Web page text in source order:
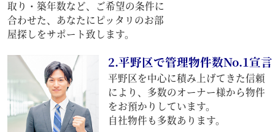
取り・築年数など、ご希望の条件に
合わせた、あなたにピッタリのお部
屋探しをサポート致します。
2.平野区で管理物件数No.1宣言
平野区を中心に積み上げてきた信頼
により、多数のオーナー様から物件
をお預かりしています。
自社物件も多数あります。